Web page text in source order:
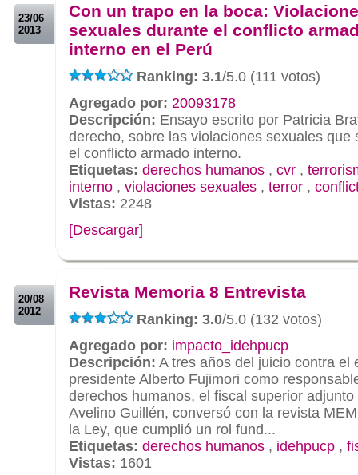
23/06
2013
Con un trapo en la boca:
sexuales durante el conflicto
interno en el Perú
Ranking: 3.1/5.0 (111 votos)
Agregado por: 20093178
Descripción: Ensayo escrito por Patricia
derecho, sobre las violaciones sexuales que
el conflicto armado interno.
Etiquetas: derechos humanos , cvr ,
interno , violaciones sexuales , terror ,
Vistas: 2248
[Descargar]
20/08
2012
Revista Memoria 8 Entrevista
Ranking: 3.0/5.0 (132 votos)
Agregado por: impacto_idehpucp
Descripción: A tres años del juicio contra el
presidente Alberto Fujimori como
derechos humanos, el fiscal superior
Avelino Guillén, conversó con la revista
la Ley, que cumplió un rol fund...
Etiquetas: derechos humanos , idehpucp ,
Vistas: 1601